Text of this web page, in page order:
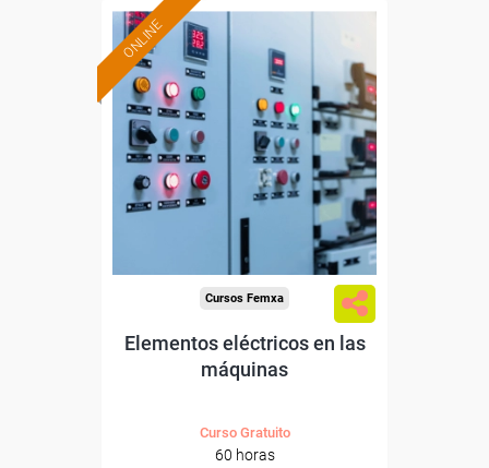
ONLINE
Formación 100%
subvencionada.
Para desempleados,
trabajadores y autónomos.
Sector
Cursos Femxa
Elementos eléctricos en las
máquinas
Curso Gratuito
60 horas